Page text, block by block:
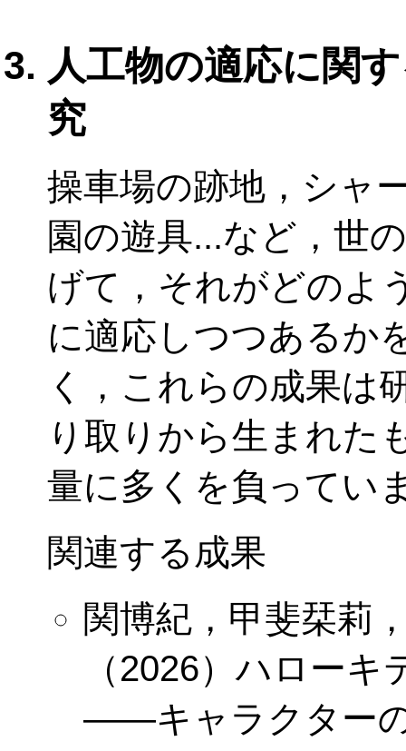
人工物の適応に関
究
操車場の跡地，シャ
園の遊具...など，世
げて，それがどのよ
に適応しつつあるか
く，これらの成果は
り取りから生まれた
量に多くを負ってい
関連する成果
関博紀，甲斐栞莉
（2026）ハローキ
——キャラクター